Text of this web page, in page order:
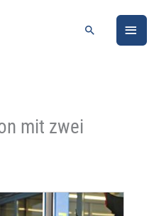
Suchen
mit zwei